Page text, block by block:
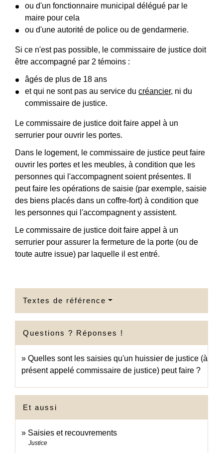
ou d'un fonctionnaire municipal délégué par le
maire pour cela
ou d'une autorité de police ou de gendarmerie.
Si ce n'est pas possible, le commissaire de justice doit
être accompagné par 2 témoins :
âgés de plus de 18 ans
et qui ne sont pas au service du créancier, ni du
commissaire de justice.
Le commissaire de justice doit faire appel à un
serrurier pour ouvrir les portes.
Dans le logement, le commissaire de justice peut faire
ouvrir les portes et les meubles, à condition que les
personnes qui l'accompagnent soient présentes. Il
peut faire les opérations de saisie (par exemple, saisie
des biens placés dans un coffre-fort) à condition que
les personnes qui l'accompagnent y assistent.
Le commissaire de justice doit faire appel à un
serrurier pour assurer la fermeture de la porte (ou de
toute autre issue) par laquelle il est entré.
Textes de référence
Questions ? Réponses !
Quelles sont les saisies qu'un huissier de justice (à
présent appelé commissaire de justice) peut faire ?
Et aussi
Saisies et recouvrements
Justice